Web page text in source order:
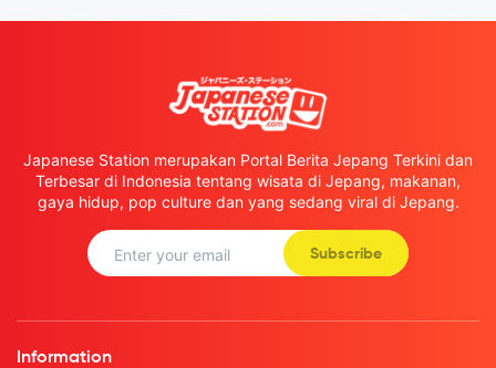
Japanese Station merupakan Portal Berita Jepang Terkini dan
Terbesar di Indonesia tentang wisata di Jepang, makanan,
gaya hidup, pop culture dan yang sedang viral di Jepang.
Subscribe
Information